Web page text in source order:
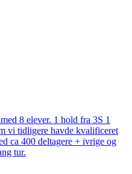
8 elever. 1 hold fra 3S 1
vi tidligere havde kvalificeret
ca 400 deltagere + ivrige og
tur.